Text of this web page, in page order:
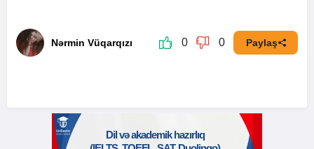
Nərmin Vüqarqızı 0 0 Paylaş